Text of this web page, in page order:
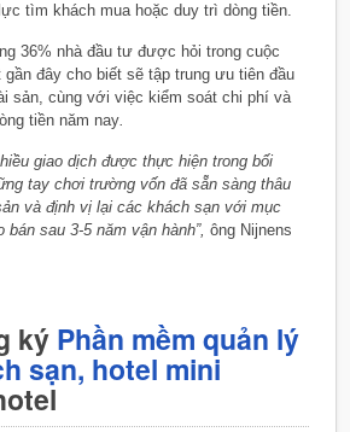
tìm khách mua hoặc duy trì dòng tiền.
36% nhà đầu tư được hỏi trong cuộc
gần đây cho biết sẽ tập trung ưu tiên đầu
sản, cùng với việc kiểm soát chi phí và
tiền năm nay.
giao dịch được thực hiện trong bối
tay chơi trường vốn đã sẵn sàng thâu
và định vị lại các khách sạn với mục
bán sau 3-5 năm vận hành”, ông Nijnens
ký Phần mềm quản lý
sạn, hotel mini